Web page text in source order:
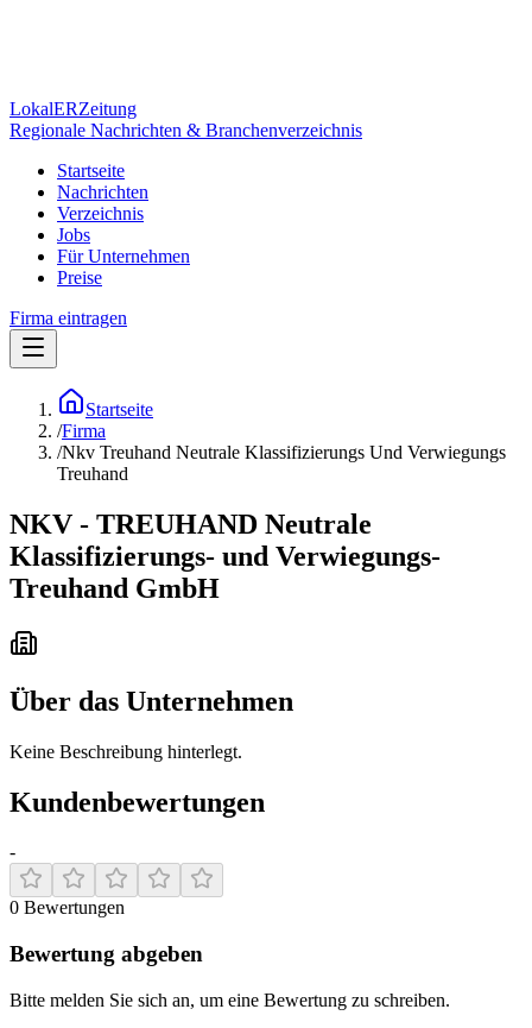
LokalERZeitung
Regionale Nachrichten & Branchenverzeichnis
Startseite
Nachrichten
Verzeichnis
Jobs
Für Unternehmen
Preise
Firma eintragen
Startseite
/Firma
/Nkv Treuhand Neutrale Klassifizierungs Und Verwiegungs
Treuhand
NKV - TREUHAND Neutrale
Klassifizierungs- und Verwiegungs-
Treuhand GmbH
Über das Unternehmen
Keine Beschreibung hinterlegt.
Kundenbewertungen
-
0 Bewertungen
Bewertung abgeben
Bitte melden Sie sich an, um eine Bewertung zu schreiben.